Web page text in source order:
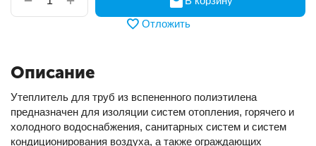
Отложить
Описание
Утеплитель для труб из вспененного полиэтилена
предназначен для изоляции систем отопления, горячего и
холодного водоснабжения, санитарных систем и систем
кондиционирования воздуха, а также ограждающих